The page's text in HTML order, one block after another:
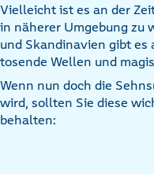
Vielleicht ist es an der
in näherer Umgebung zu
und Skandinavien gibt es
tosende Wellen und
Wenn nun doch die
wird, sollten Sie diese
behalten: